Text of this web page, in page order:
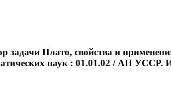
Плато, свойства и
наук : 01.01.02 / АН